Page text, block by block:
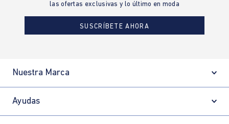
las ofertas exclusivas y lo último en moda
SUSCRÍBETE AHORA
Nuestra Marca
Ayudas